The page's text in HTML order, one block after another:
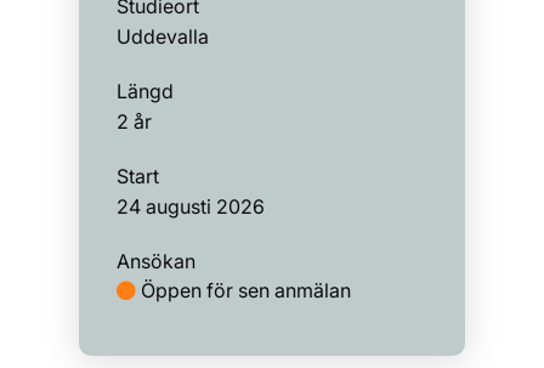
Studieort
Uddevalla
Längd
2 år
Start
24 augusti 2026
Ansökan
Öppen för sen anmälan